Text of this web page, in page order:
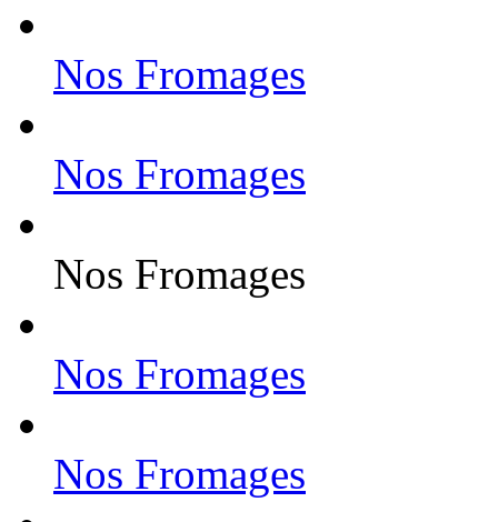
Nos Fromages
Nos Fromages
Nos Fromages
Nos Fromages
Nos Fromages